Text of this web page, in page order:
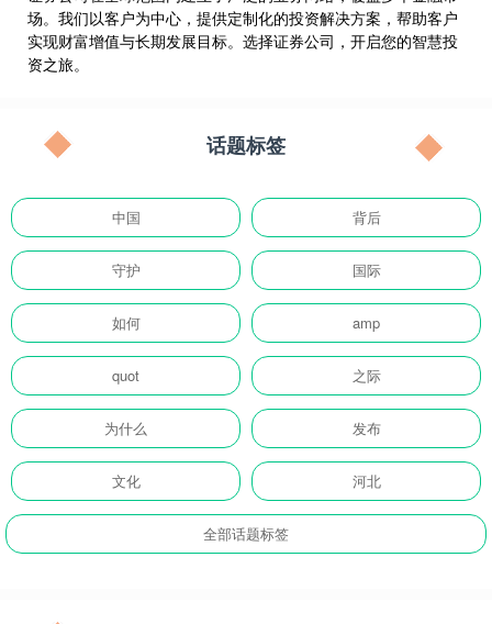
场。我们以客户为中心，提供定制化的投资解决方案，帮助客户
实现财富增值与长期发展目标。选择证券公司，开启您的智慧投
资之旅。
话题标签
中国 背后
守护 国际
如何 amp
quot 之际
为什么 发布
文化 河北
全部话题标签